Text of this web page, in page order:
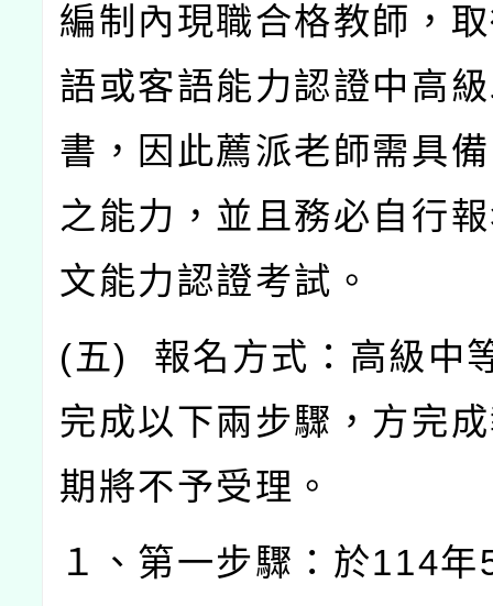
編制內現職合格教師，
語或客語能力認證中高
書，因此薦派老師需具
之能力，並且務必自行
文能力認證考試。
(五) 報名方式：高級中
完成以下兩步驟，方完
期將不予受理。
１、第一步驟：於114年